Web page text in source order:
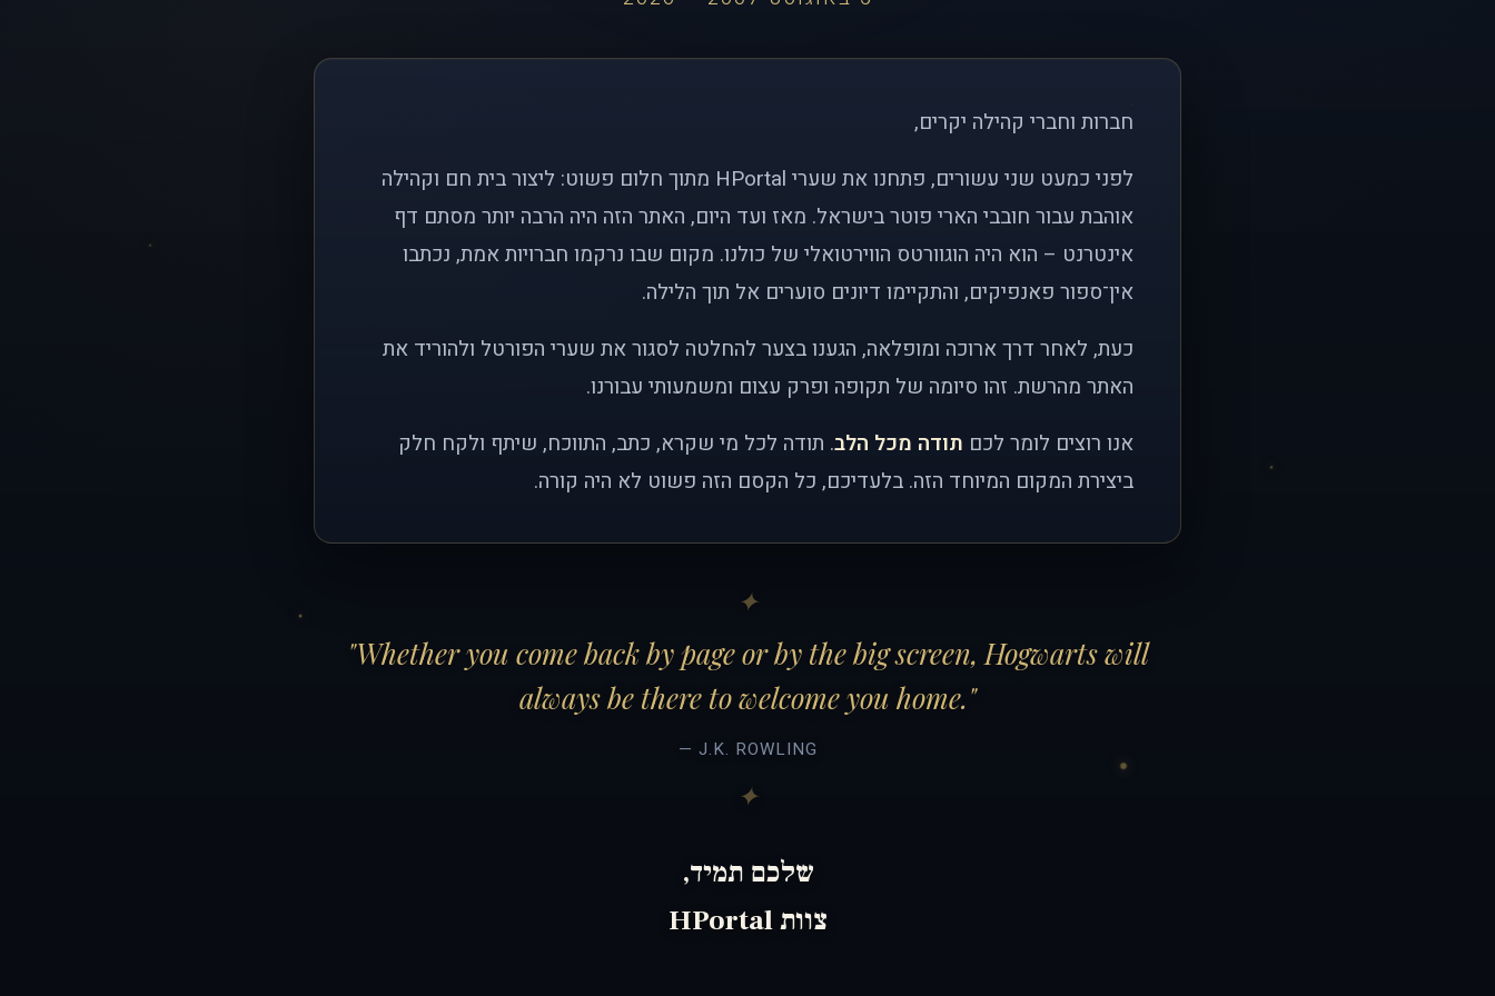
חברות וחברי קהילה יקרים,
לפני כמעט שני עשורים, פתחנו את שערי HPortal מתוך חלום פשוט: ליצור בית חם וקהילה
אוהבת עבור חובבי הארי פוטר בישראל. מאז ועד היום, האתר הזה היה הרבה יותר מסתם דף
אינטרנט – הוא היה הוגוורטס הווירטואלי של כולנו. מקום שבו נרקמו חברויות אמת, נכתבו
אין־ספור פאנפיקים, והתקיימו דיונים סוערים אל תוך הלילה.
כעת, לאחר דרך ארוכה ומופלאה, הגענו בצער להחלטה לסגור את שערי הפורטל ולהוריד את
האתר מהרשת. זהו סיומה של תקופה ופרק עצום ומשמעותי עבורנו.
אנו רוצים לומר לכם תודה מכל הלב. תודה לכל מי שקרא, כתב, התווכח, שיתף ולקח חלק
ביצירת המקום המיוחד הזה. בלעדיכם, כל הקסם הזה פשוט לא היה קורה.
"Whether you come back by page or by the big screen, Hogwarts will
always be there to welcome you home."
— J.K. ROWLING
שלכם תמיד,
צוות HPortal